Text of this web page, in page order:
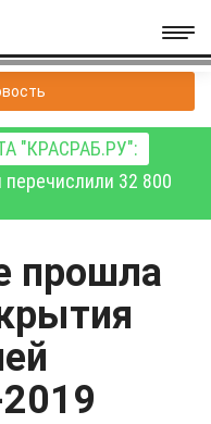
"КРАСРАБ.РУ":
перечислили 32 800
прошла